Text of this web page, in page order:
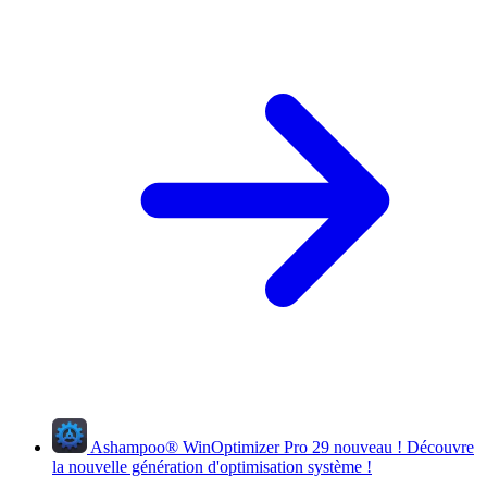
Ashampoo® WinOptimizer Pro 29 nouveau ! Découvre
la nouvelle génération d'optimisation système !